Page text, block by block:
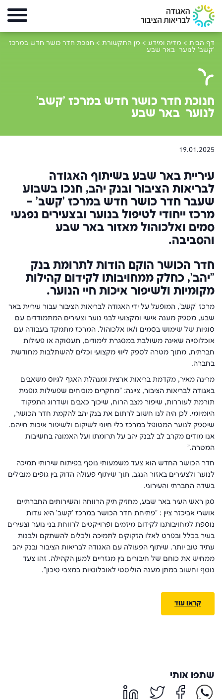
דף הבית > מדיה ומידע > מן התקשורת > חנוכת חדר כושר חדש במרכז
'קשב' לנוער באר שבע
חנוכת חדר כושר חדש במרכז 'קשב'
לנוער באר שבע
19.01.2025
עיריית באר שבע בשיתוף האגודה
לבריאות הציבור ובנק יהב, חנכו בשבוע
שעבר חדר כושר חדש במרכז 'קשב' –
מרכז ייחודי לטיפול בנוער ובצעירים נפגעי
סמים ואלכוהול מאזור באר שבע
והסביבה.
חדר הכושר הוקם הודות לתרומת בנק
"יהב', כחלק ממחויבותו לקידום קהילות
מקומיות ולשיפור איכות חיי הנוער.
מרכז 'קשב', המופעל על ידי האגודה לבריאות הציבור עבור עיריית באר
שבע, מספק מענה אישי ומקצועי לבני נוער וצעירים המתמודדים עם
סוגיות של שימוש בסמים ו/או אלכוהול. המרכז מתמקד בעבודה עם
אוכלוסייה שאינה משולבת במסגרת לימודים, תעסוקה או פעילות
חברתית, מתוך מטרה לספק ליווי מקצועי וכלים להשתלבות מחודשת
בחברה.
מרינה מאיר, מקדמת בריאות ארצית ומנהלת האגף לגיוס משאבים
באגודה לבריאות הציבור, ציינה: "מחקרים מוכיחים שפעילות גופנית
תורמת לעוררות, שיפור מצב הרוח, שיכוך כאבים ושדרוג התפקוד
היומיומי. לכן היה לנו חשוב לרתום את בנק יהב להקמת חדר הכושר,
שיספק לנוער המטופל במרכז כלי חיוני לשיקום ולשיפור איכות חייהם.
אנו מודים מקרב לב לבנק יהב על תרומתו ועל האמונה בחשיבות
המטרה."
חדר הכושר החדש הוא צעד משמעותי נוסף בפיתוח שירותי תמיכה
לנוער ולצעירים באזור הנגב, תוך שיתוף פעולה הדוק בין גופים מובילים
בשדה החברתי והעירוני.
סגן ראש העיר באר שבע, מחזיק תיק הרווחה והשירותים החברתיים
אושרי אביכזר ציין : "פתיחת חדר הכושר במרכז 'קשב' היא עדות
נוספת למחויבותנו לקידום מיזמים ופרוייקטים לרווחת בני נוער וצעירים
בעיר בכלל ובפרט לאלו הזקוקים לתמיכה ולכלים להשתקם ולבנות
עתיד טוב יותר. שיתוף הפעולה עם האגודה לבריאות הציבור ובנק יהב
ממחיש את כוחם של חיבורים בין מגזריים למען הקהילה. זהו צעד
נוסף וחשוב במתן מענה הוליסטי לאוכלוסיות במצבי סיכון".
קראו עוד
שתפו אותי